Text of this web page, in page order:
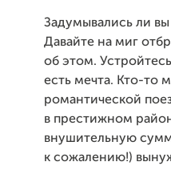
Задумывались ли
Давайте на миг
об этом.
есть мечта. Кто-то
романтической
в престижном
внушительную
к сожалению!)